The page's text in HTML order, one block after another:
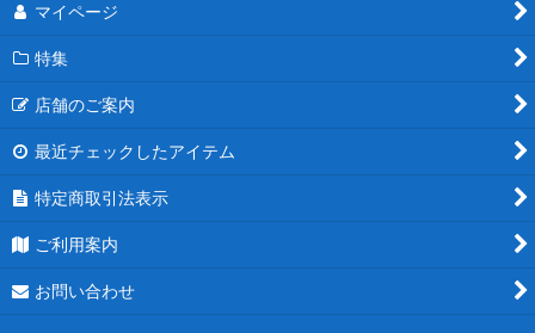
マイページ
特集
店舗のご案内
最近チェックしたアイテム
特定商取引法表示
ご利用案内
お問い合わせ